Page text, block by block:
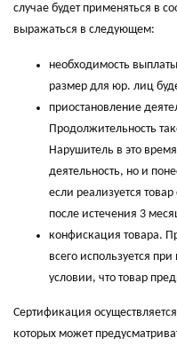
случае будет применяться в
выражаться в следующем:
необходимость
размер для юр. лиц
приостановление
Продолжительность
Нарушитель в это
деятельность, но и
если реализуется
после истечения 3
конфискация товара.
всего используется
условии, что товар
Сертификация
которых может